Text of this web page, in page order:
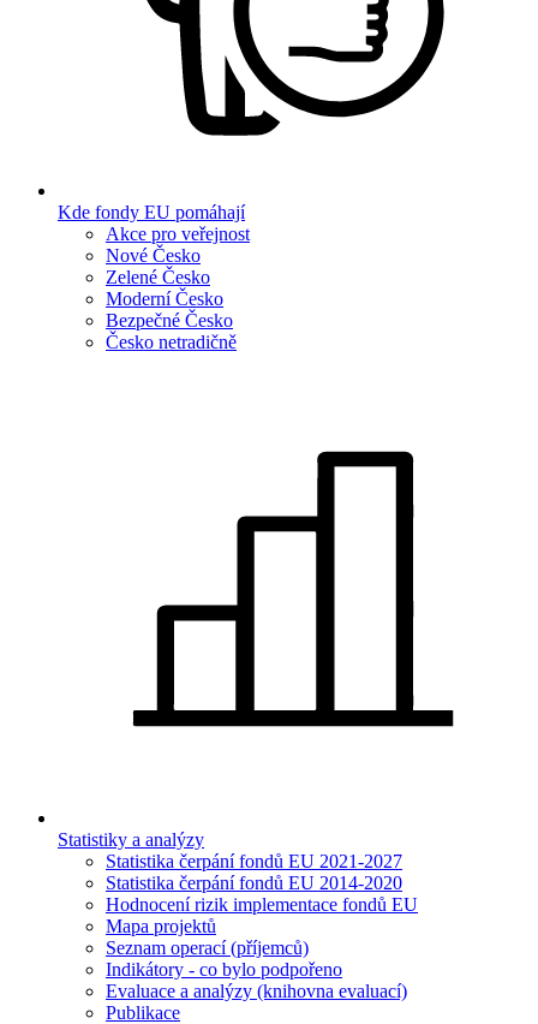
Kde fondy EU pomáhají
Akce pro veřejnost
Nové Česko
Zelené Česko
Moderní Česko
Bezpečné Česko
Česko netradičně
Statistiky a analýzy
Statistika čerpání fondů EU 2021-2027
Statistika čerpání fondů EU 2014-2020
Hodnocení rizik implementace fondů EU
Mapa projektů
Seznam operací (příjemců)
Indikátory - co bylo podpořeno
Evaluace a analýzy (knihovna evaluací)
Publikace